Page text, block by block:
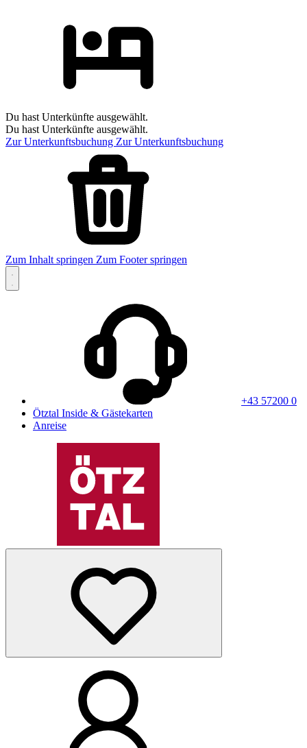
Du hast Unterkünfte ausgewählt.
Du hast Unterkünfte ausgewählt.
Zur Unterkunftsbuchung Zur Unterkunftsbuchung
Zum Inhalt springen Zum Footer springen
+43 57200 0
Ötztal Inside & Gästekarten
Anreise